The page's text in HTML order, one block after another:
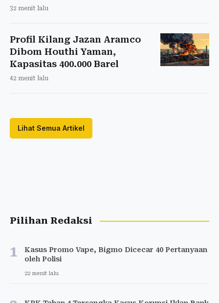
32 menit lalu
Profil Kilang Jazan Aramco
Dibom Houthi Yaman,
Kapasitas 400.000 Barel
42 menit lalu
Lihat Semua Artikel
Pilihan Redaksi
1
Kasus Promo Vape, Bigmo Dicecar 40 Pertanyaan
oleh Polisi
22 menit lalu